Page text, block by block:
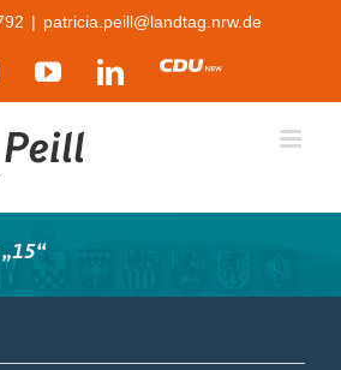
| patricia.peill@landtag.nrw.de
YouTubeLinkedIn
CDU